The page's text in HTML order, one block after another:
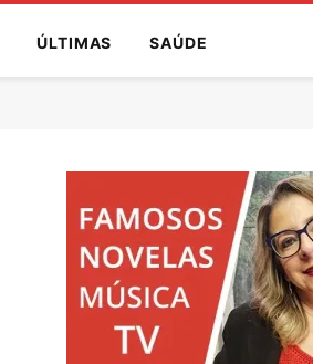
ÚLTIMAS SAÚDE